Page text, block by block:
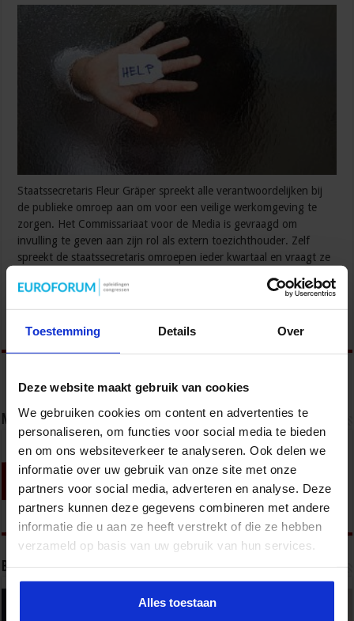
Toestemming Details Over
Deze website maakt gebruik van cookies
We gebruiken cookies om content en advertenties te
personaliseren, om functies voor social media te bieden
en om ons websiteverkeer te analyseren. Ook delen we
informatie over uw gebruik van onze site met onze
partners voor social media, adverteren en analyse. Deze
partners kunnen deze gegevens combineren met andere
informatie die u aan ze heeft verstrekt of die ze hebben
verzameld op basis van uw gebruik van hun services.
Alles toestaan
Staatssecretaris Fleur Gräper spreekt alle verantwoordelijken bij
de publieke omroep aan om voor een veilige werkomgeving te
zorgen. Het Commissariaat voor de Media is gevraagd om
invulling te geven aan zijn rol als extern toezichthouder. Zelf
spreekt de staatssecretaris omroepen ieder kwartaal en vraagt ze
komt in het najaar. Dat staat in …
Nieuwsbrief
Bekijk onze opleidingen